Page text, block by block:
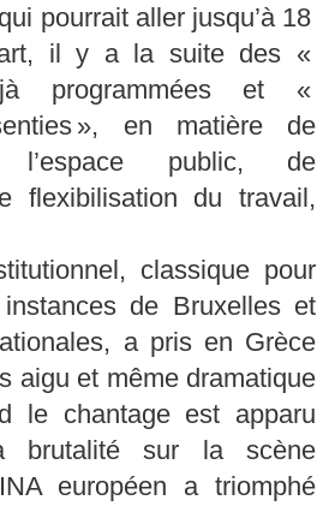
pourrait aller jusqu’à 18
il y a la suite des «
programmées et «
», en matière de
public, de
flexibilisation du travail,
classique pour
de Bruxelles et
a pris en Grèce
aigu et même dramatique
le chantage est apparu
brutalité sur la scène
européen a triomphé